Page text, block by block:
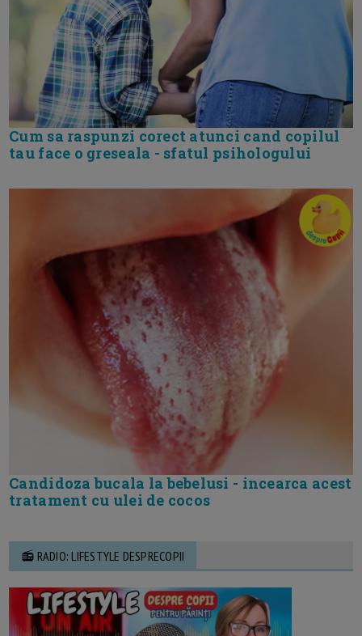
Cum sa raspunzi corect atunci cand copilul
tau face o greseala - sfatul psihologului
Candidoza bucala la bebelusi - incearca acest
tratament cu ulei de cocos
📻 RADIO: LIFESTYLE DESPRECOPII